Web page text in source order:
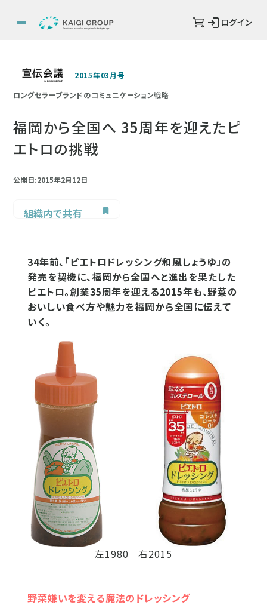
ログイン
2015年03月号
ロングセラーブランドのコミュニケーション戦略
福岡から全国へ 35周年を迎えたピ
エトロの挑戦
公開日:2015年2月12日
組織内で共有
34年前、「ピエトロドレッシング和風しょうゆ」の
発売を契機に、福岡から全国へと進出を果たした
ピエトロ。創業35周年を迎える2015年も、野菜の
おいしい食べ方や魅力を福岡から全国に伝えて
いく。
左1980 右2015
野菜嫌いを変える魔法のドレッシング